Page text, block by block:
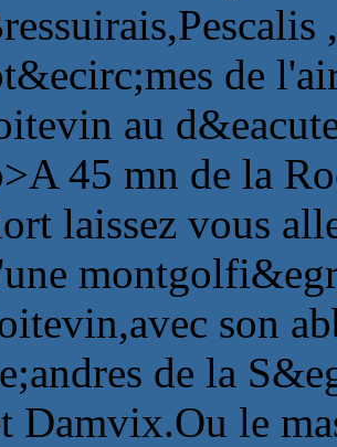
de
au
45 mn de la
laissez vous
son
de la
Damvix.Ou le